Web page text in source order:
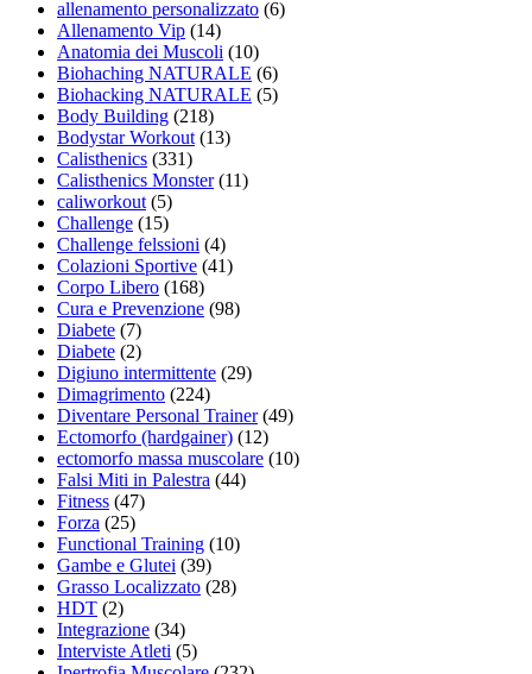
allenamento personalizzato (6)
Allenamento Vip (14)
Anatomia dei Muscoli (10)
Biohaching NATURALE (6)
Biohacking NATURALE (5)
Body Building (218)
Bodystar Workout (13)
Calisthenics (331)
Calisthenics Monster(11)
caliworkout (5)
Challenge (15)
Challenge felssioni (4)
Colazioni Sportive (41)
Corpo Libero (168)
Cura e Prevenzione (98)
Diabete (7)
Diabete (2)
Digiuno intermittente (29)
Dimagrimento (224)
Diventare Personal Trainer(49)
Ectomorfo (hardgainer) (12)
ectomorfo massa muscolare (10)
Falsi Miti in Palestra (44)
Fitness (47)
Forza (25)
Functional Training (10)
Gambe e Glutei (39)
Grasso Localizzato (28)
HDT (2)
Integrazione (34)
Interviste Atleti (5)